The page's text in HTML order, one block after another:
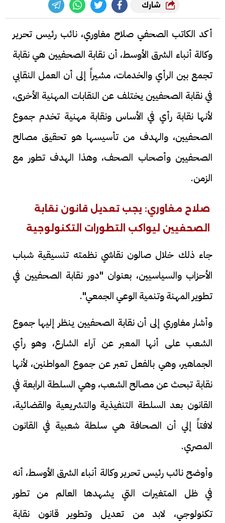
شارك
أكد الكاتب الصحفي صلاح مغاوري، نائب رئيس تحرير
وكالة أنباء الشرق الأوسط، أن نقابة الصحفيين هي نقابة
تجمع بين الرأي والخدمات، مشيراً إلى أن العمل النقابي
في نقابة الصحفيين يختلف عن النقابات المهنية الأخرى،
لأنها نقابة رأي في الأساس ونقابة مهنية تخدم جموع
الصحفيين، والهدف من تأسيسها هو تحقيق مصالح
الصحفيين وأصحاب الصحف، وهذا الهدف تطور مع
الزمن.
صلاح مغاوري: يجب تعديل قانون نقابة
الصحفيين ليواكب التطورات التكنولوجية
جاء ذلك خلال صالون نقاشي نظمته تنسيقية شباب
الأحزاب والسياسيين، بعنوان "دور نقابة الصحفيين في
تطوير المهنة وتنمية الوعي الجمعي".
وأشار مغاوري إلى أن نقابة الصحفيين ينظر إليها جموع
الشعب على أنها المعبر عن آراء الشارع، وهو رأي
الجماهير، وهي بالفعل تعبر عن جموع المواطنين، لأنها
نقابة تبحث عن مصالح الشعب، وهي السلطة الرابعة في
القانون بعد السلطة التنفيذية والتشريعية والقضائية،
لافتاً إلي أن الصحافة هي سلطة شعبية في القانون
المصري.
وأوضح نائب رئيس تحرير وكالة أنباء الشرق الأوسط، أنه
في ظل المتغيرات التي يشهدها العالم من تطور
تكنولوجي، لابد من تعديل وتطوير قانون نقابة